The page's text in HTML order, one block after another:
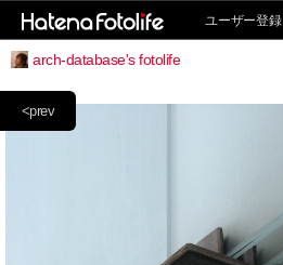
ユーザー登録
arch-database's fotolife
<prev